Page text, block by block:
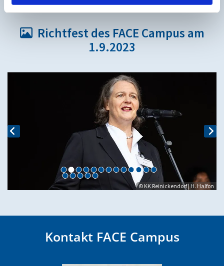
Richtfest des FACE Campus am
1.9.2023
© KK Reinickendorf | H. Halfon
Kontakt FACE Campus